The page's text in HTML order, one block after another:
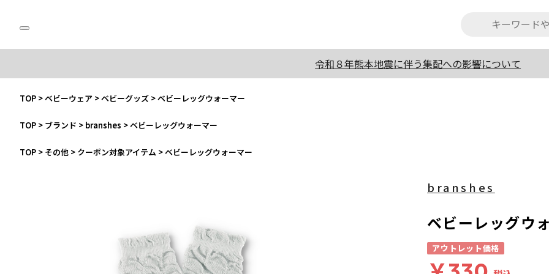
令和８年熊本地震に伴う集配への影響について
TOP >ベビーウェア >ベビーグッズ >ベビーレッグウォーマー
TOP > ブランド > branshes >ベビーレッグウォーマー
TOP > その他 > クーポン対象アイテム >ベビーレッグウォーマー
branshes
ベビーレッグウ
アウトレット価格